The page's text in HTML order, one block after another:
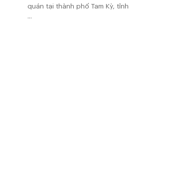
quán tại thành phố Tam Kỳ, tỉnh
...